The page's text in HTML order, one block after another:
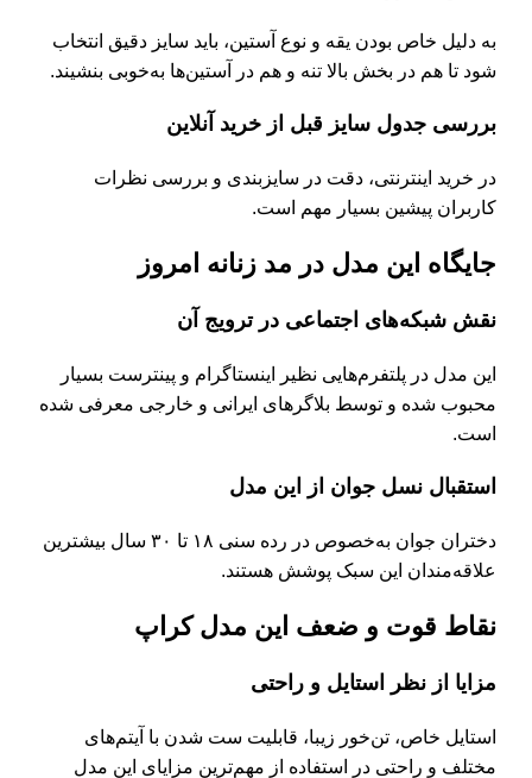
به دلیل خاص بودن یقه و نوع آستین، باید سایز دقیق انتخاب
شود تا هم در بخش بالا تنه و هم در آستین‌ها به‌خوبی بنشیند.
بررسی جدول سایز قبل از خرید آنلاین
در خرید اینترنتی، دقت در سایزبندی و بررسی نظرات
کاربران پیشین بسیار مهم است.
جایگاه این مدل در مد زنانه امروز
نقش شبکه‌های اجتماعی در ترویج آن
این مدل در پلتفرم‌هایی نظیر اینستاگرام و پینترست بسیار
محبوب شده و توسط بلاگرهای ایرانی و خارجی معرفی شده
است.
استقبال نسل جوان از این مدل
دختران جوان به‌خصوص در رده سنی ۱۸ تا ۳۰ سال بیشترین
علاقه‌مندان این سبک پوشش هستند.
نقاط قوت و ضعف این مدل کراپ
مزایا از نظر استایل و راحتی
استایل خاص، تن‌خور زیبا، قابلیت ست شدن با آیتم‌های
مختلف و راحتی در استفاده از مهم‌ترین مزایای این مدل